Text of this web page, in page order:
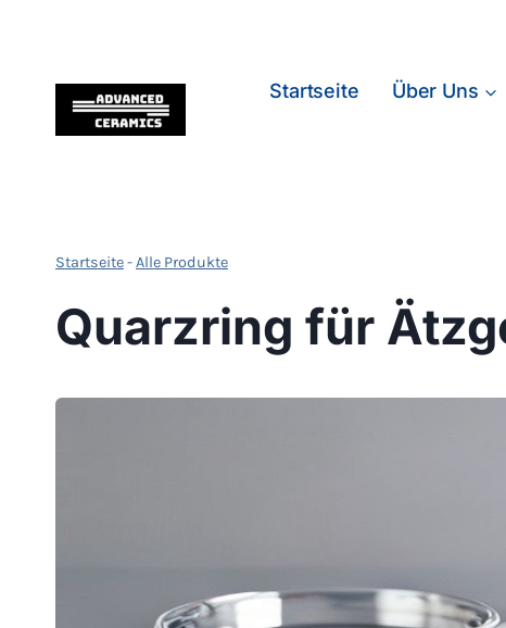
Startseite Über Uns
Startseite-Alle Produkte
Quarzring für